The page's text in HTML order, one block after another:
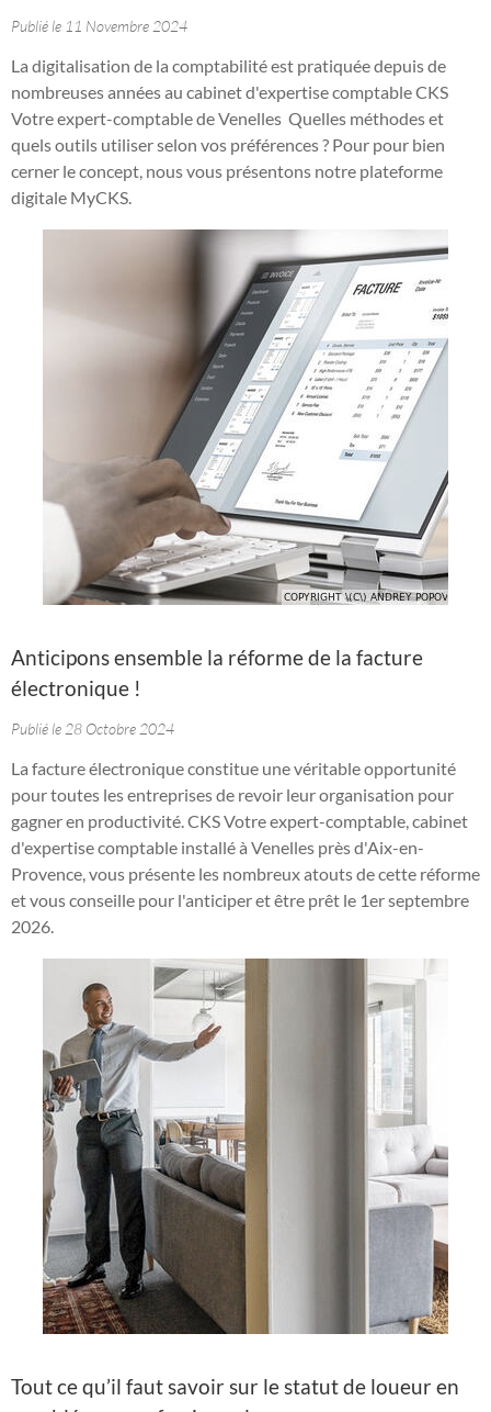
Publié le 11 Novembre 2024
La digitalisation de la comptabilité est pratiquée depuis de
nombreuses années au cabinet d'expertise comptable CKS
Votre expert-comptable de Venelles Quelles méthodes et
quels outils utiliser selon vos préférences ? Pour pour bien
cerner le concept, nous vous présentons notre plateforme
digitale MyCKS.
Anticipons ensemble la réforme de la facture
électronique !
Publié le 28 Octobre 2024
La facture électronique constitue une véritable opportunité
pour toutes les entreprises de revoir leur organisation pour
gagner en productivité. CKS Votre expert-comptable, cabinet
d'expertise comptable installé à Venelles près d'Aix-en-
Provence, vous présente les nombreux atouts de cette réforme
et vous conseille pour l'anticiper et être prêt le 1er septembre
2026.
Tout ce qu’il faut savoir sur le statut de loueur en